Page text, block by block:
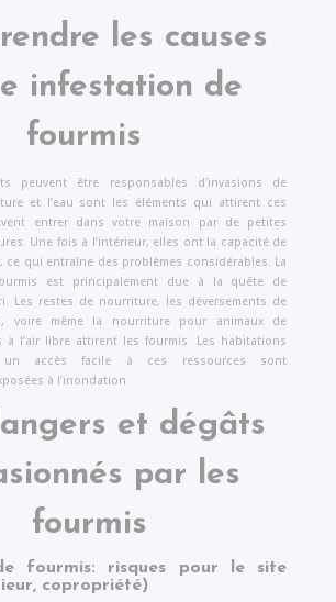
les causes
infestation de
fourmis
peuvent être responsables d’invasions de
et l’eau sont les éléments qui attirent ces
entrer dans votre maison par de petites
Une fois à l’intérieur, elles ont la capacité de
ce qui entraîne des problèmes considérables. La
est principalement due à la quête de
Les restes de nourriture, les déversements de
voire même la nourriture pour animaux de
à l’air libre attirent les fourmis. Les habitations
un accès facile à ces ressources sont
à l’inondation.
et dégâts
par les
fourmis
fourmis: risques pour le site
copropriété)